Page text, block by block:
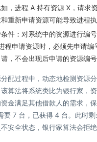
，进程 A 持有资源 X，请求
重新申请资源可能导致进程执
件：对系统中的资源进行编
程申请资源时，必须先申请
，不会出现后申请的资源编
分配过程中，动态地检测资源
算法将系统类比为银行家，
金满足其他借款人的需求，
要 7 台，已获得 4 台。此时
安全状态，银行家算法会拒绝